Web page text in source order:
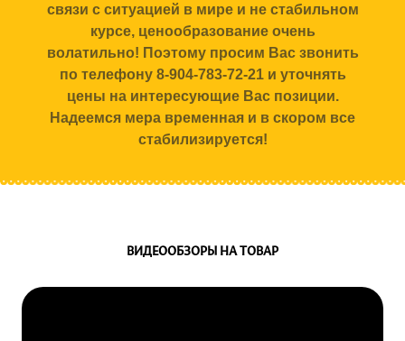
связи с ситуацией в мире и не стабильном
курсе, ценообразование очень
волатильно! Поэтому просим Вас звонить
по телефону 8-904-783-72-21 и уточнять
цены на интересующие Вас позиции.
Надеемся мера временная и в скором все
стабилизируется!
ВИДЕООБЗОРЫ НА ТОВАР